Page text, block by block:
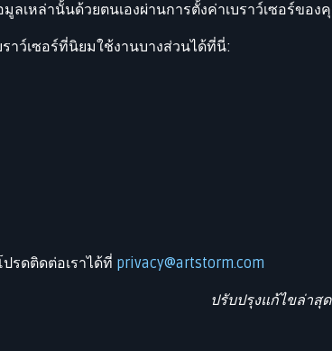
หล่านั้นด้วยตนเองผ่านการตั้งค่าเบราว์เซอร์ของ
าว์เซอร์ที่นิยมใช้งานบางส่วนได้ที่นี่:
รดติดต่อเราได้ที่ privacy@artstorm.com
ปรับปรุงแก้ไขล่าสุ